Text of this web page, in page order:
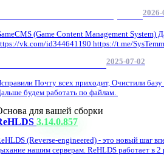
2026-
(Game Content Management System)
vk.com/id344641190 https://t.me/
2025-07-02
Почту всех приходит, Очистили
будем работать по файлам.
для вашей сборки
3.14.0.857
(Reverse-engineered) - это новый шаг
нашим серверам. ReHLDS работает в 2